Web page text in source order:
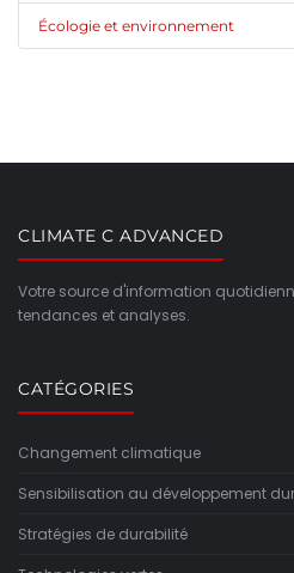
Écologie et environnement
CLIMATE C ADVANCED
Votre source d'information
tendances et analyses.
CATÉGORIES
Changement climatique
Sensibilisation au développement
Stratégies de durabilité